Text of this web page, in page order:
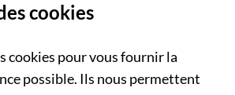
cookies
cookies pour vous fournir la
possible. Ils nous permettent